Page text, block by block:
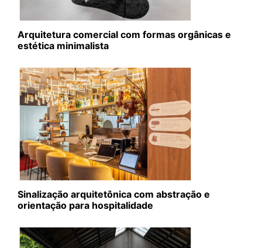
Arquitetura comercial com formas orgânicas e
estética minimalista
Sinalização arquitetônica com abstração e
orientação para hospitalidade